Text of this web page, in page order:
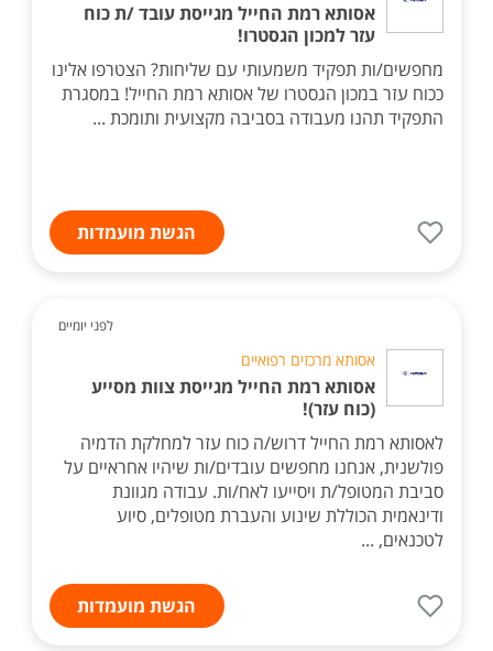
אסותא רמת החייל מגייסת עובד /ת כוח
עזר למכון הגסטרו!
מחפשים/ות תפקיד משמעותי עם שליחות? הצטרפו אלינו
ככוח עזר במכון הגסטרו של אסותא רמת החייל! במסגרת
התפקיד תהנו מעבודה בסביבה מקצועית ותומכת ...
הגשת מועמדות
לפני יומיים
אסותא מרכזים רפואיים
אסותא רמת החייל מגייסת צוות מסייע
(כוח עזר)!
לאסותא רמת החייל דרוש/ה כוח עזר למחלקת הדמיה
פולשנית, אנחנו מחפשים עובדים/ות שיהיו אחראיים על
סביבת המטופל/ת ויסייעו לאח/ות. עבודה מגוונת
ודינאמית הכוללת שינוע והעברת מטופלים, סיוע
לטכנאים, ...
הגשת מועמדות